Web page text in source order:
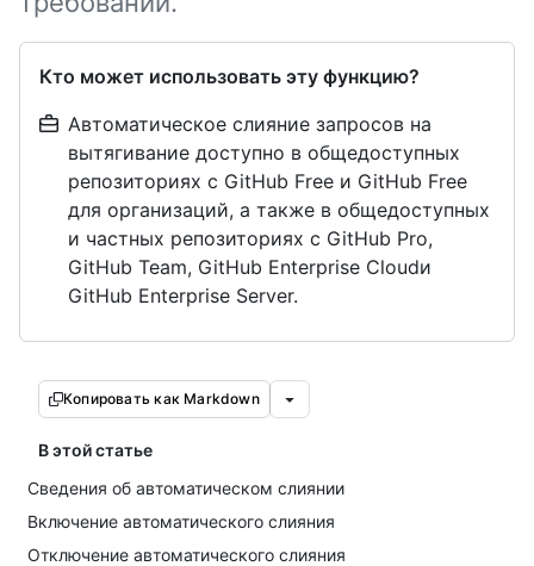
Кто может использовать эту функцию?
Автоматическое слияние запросов на
вытягивание доступно в общедоступных
репозиториях с GitHub Free и GitHub Free
для организаций, а также в общедоступных
и частных репозиториях с GitHub Pro,
GitHub Team, GitHub Enterprise Cloudи
GitHub Enterprise Server.
Копировать как Markdown
В этой статье
Сведения об автоматическом слиянии
Включение автоматического слияния
Отключение автоматического слияния